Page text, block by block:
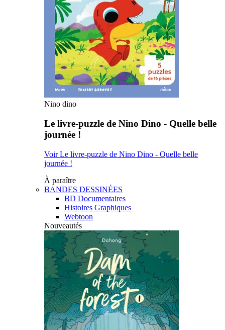
Nino dino
Le livre-puzzle de Nino Dino - Quelle belle
journée !
Voir Le livre-puzzle de Nino Dino - Quelle belle
journée !
À paraître
BANDES DESSINÉES
BD Documentaires
Histoires Graphiques
Webtoon
Nouveautés